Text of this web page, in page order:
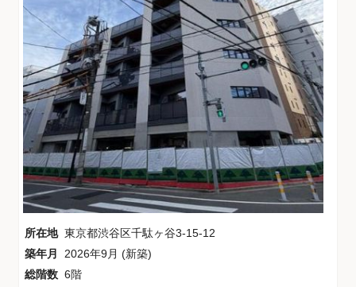
所在地 東京都渋谷区千駄ヶ谷3-15-12
築年月
2026年9月 (新築)
総階数 6階